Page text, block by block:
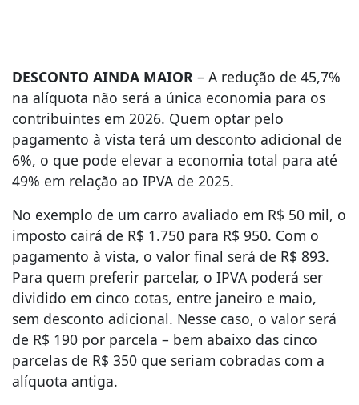
DESCONTO AINDA MAIOR – A redução de 45,7%
na alíquota não será a única economia para os
contribuintes em 2026. Quem optar pelo
pagamento à vista terá um desconto adicional de
6%, o que pode elevar a economia total para até
49% em relação ao IPVA de 2025.
No exemplo de um carro avaliado em R$ 50 mil, o
imposto cairá de R$ 1.750 para R$ 950. Com o
pagamento à vista, o valor final será de R$ 893.
Para quem preferir parcelar, o IPVA poderá ser
dividido em cinco cotas, entre janeiro e maio,
sem desconto adicional. Nesse caso, o valor será
de R$ 190 por parcela – bem abaixo das cinco
parcelas de R$ 350 que seriam cobradas com a
alíquota antiga.